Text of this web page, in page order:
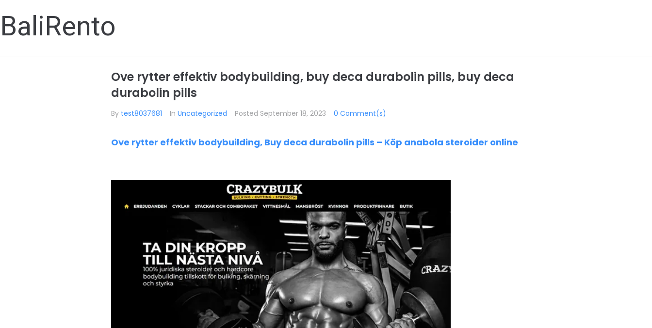
BaliRento
Ove rytter effektiv bodybuilding, buy deca durabolin pills, buy deca
durabolin pills
By test8037681 In Uncategorized Posted September 18, 2023 0 Comment(s)
Ove rytter effektiv bodybuilding, Buy deca durabolin pills – Köp anabola steroider online